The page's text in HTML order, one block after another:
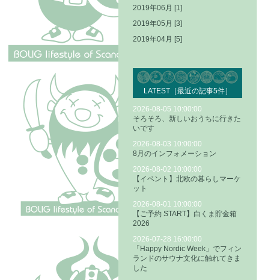
2019年06月 [1]
2019年05月 [3]
2019年04月 [5]
LATEST［最近の記事5件］
2026-08-05 10:00:00
そろそろ、新しいおうちに行きた
いです
2026-08-03 10:00:00
8月のインフォメーション
2026-08-02 10:00:00
【イベント】北欧の暮らしマーケ
ット
2026-08-01 10:00:00
【ご予約 START】白くま貯金箱
2026
2026-07-28 16:00:00
「Happy Nordic Week」でフィン
ランドのサウナ文化に触れてきま
した